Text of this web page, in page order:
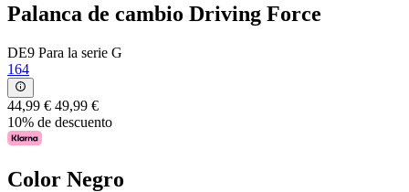
Palanca de cambio Driving Force
DE9 Para la serie G
164
44,99 € 49,99 €
10% de descuento
Color Negro